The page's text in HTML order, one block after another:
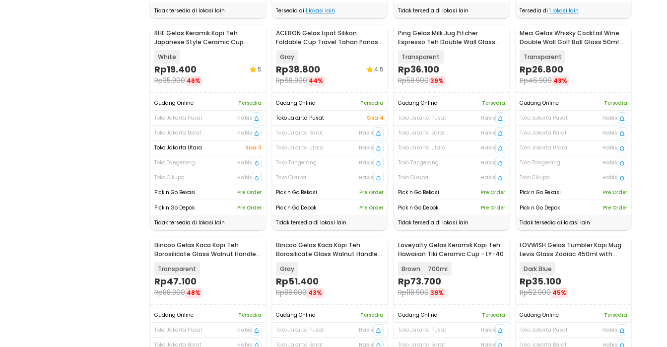
Tidak tersedia di lokasi lain
Tersedia di 1 lokasi lain
Tidak tersedia di lokasi lain
Tersedia di 1 lokasi lain
RHE Gelas Keramik Kopi Teh
Japanese Style Ceramic Cup
White
Rp19.400
Rp35.900 46%
5
Gudang Online
Tersedia
Toko Jakarta Pusat
Habis
Toko Jakarta Barat
Habis
Toko Jakarta Utara
Sisa 3
Toko Tangerang
Habis
Toko Cikupa
Habis
Pick n Go Bekasi
Pre Order
Pick n Go Depok
Pre Order
Tidak tersedia di lokasi lain
ACEBON Gelas Lipat Silikon
Foldable Cup Travel Tahan Panas
Gray
Rp38.800
Rp68.900 44%
4.5
Gudang Online
Tersedia
Toko Jakarta Pusat
Sisa 4
Toko Jakarta Barat
Habis
Toko Jakarta Utara
Habis
Toko Tangerang
Habis
Toko Cikupa
Habis
Pick n Go Bekasi
Pre Order
Pick n Go Depok
Pre Order
Tidak tersedia di lokasi lain
Baru
Ping Gelas Milk Jug Pitcher
Espresso Teh Double Wall Glass
Transparent
Rp36.100
Rp58.900 39%
Gudang Online
Tersedia
Toko Jakarta Pusat
Habis
Toko Jakarta Barat
Habis
Toko Jakarta Utara
Habis
Toko Tangerang
Habis
Toko Cikupa
Habis
Pick n Go Bekasi
Pre Order
Pick n Go Depok
Pre Order
Tidak tersedia di lokasi lain
Baru
Meci Gelas Whisky Cocktail Wine
Double Wall Golf Ball Glass 50ml -
Transparent
Rp26.800
Rp46.900 43%
Gudang Online
Tersedia
Toko Jakarta Pusat
Habis
Toko Jakarta Barat
Habis
Toko Jakarta Utara
Habis
Toko Tangerang
Habis
Toko Cikupa
Habis
Pick n Go Bekasi
Pre Order
Pick n Go Depok
Pre Order
Tidak tersedia di lokasi lain
Bincoo Gelas Kaca Kopi Teh
Borosilicate Glass Walnut Handle
Transparent
Rp47.100
Rp88.900 48%
Gudang Online
Tersedia
Toko Jakarta Pusat
Habis
Toko Jakarta Barat
Habis
Bincoo Gelas Kaca Kopi Teh
Borosilicate Glass Walnut Handle
Gray
Rp51.400
Rp88.900 43%
Gudang Online
Tersedia
Toko Jakarta Pusat
Habis
Toko Jakarta Barat
Habis
Loveyalty Gelas Keramik Kopi Teh
Hawaiian Tiki Ceramic Cup - LY-40
Brown
700ml
Rp73.700
Rp118.900 39%
Gudang Online
Tersedia
Toko Jakarta Pusat
Habis
Toko Jakarta Barat
Habis
LOVWISH Gelas Tumbler Kopi Mug
Levis Glass Zodiac 450ml with
Dark Blue
Rp35.100
Rp62.900 45%
Gudang Online
Tersedia
Toko Jakarta Pusat
Habis
Toko Jakarta Barat
Habis